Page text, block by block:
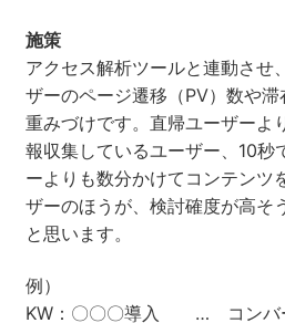
施策
アクセス解析ツールと連動させ
ザーのページ遷移（PV）数や
重みづけです。直帰ユーザーよ
報収集しているユーザー、10秒
ーよりも数分かけてコンテンツ
ザーのほうが、検討確度が高そ
と思います。
例）
KW：〇〇〇導入 … コンバ